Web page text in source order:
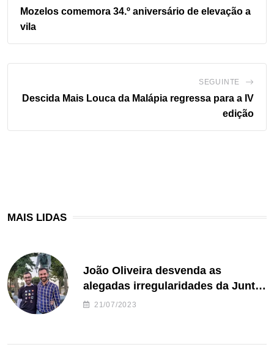
Mozelos comemora 34.º aniversário de elevação a
vila
SEGUINTE
Descida Mais Louca da Malápia regressa para a IV
edição
MAIS LIDAS
João Oliveira desvenda as
alegadas irregularidades da Junta
de Freguesia S. João de Ver
21/07/2023